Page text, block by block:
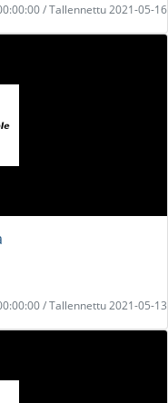
/ Tallennettu 2021-05-16
/ Tallennettu 2021-05-13